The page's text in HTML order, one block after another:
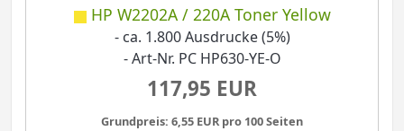
HP W2202A / 220A Toner Yellow
- ca. 1.800 Ausdrucke (5%)
- Art-Nr. PC HP630-YE-O
117,95 EUR
Grundpreis: 6,55 EUR pro 100 Seiten